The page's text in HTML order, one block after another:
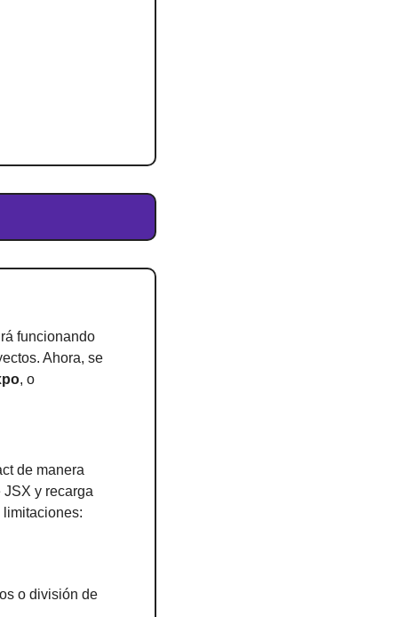
funcionando
Ahora, se
, o
de manera
y recarga
o división de